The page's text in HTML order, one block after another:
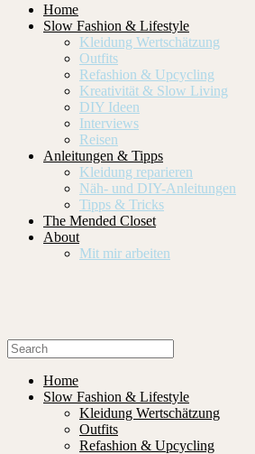
Home
Slow Fashion & Lifestyle
Kleidung Wertschätzung
Outfits
Refashion & Upcycling
Kreativität & Slow Living
DIY Ideen
Interviews
Reisen
Anleitungen & Tipps
Kleidung reparieren
Näh- und DIY-Anleitungen
Tipps & Tricks
The Mended Closet
About
Mit mir arbeiten
Home
Slow Fashion & Lifestyle
Kleidung Wertschätzung
Outfits
Refashion & Upcycling